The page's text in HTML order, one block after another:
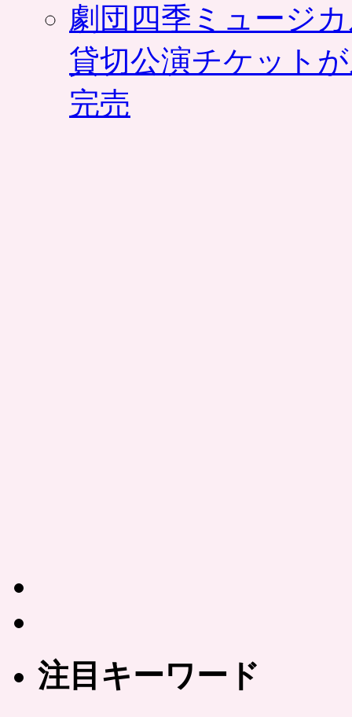
劇団四季ミュージ
貸切公演チケット
完売
注目キーワード